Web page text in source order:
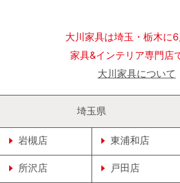
大川家具は埼玉・栃木に
家具&インテリア専門店
大川家具について
埼玉県
岩槻店 東浦和店
所沢店 戸田店